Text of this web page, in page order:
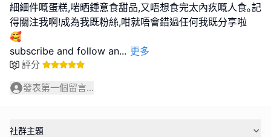
細細件嘅蛋糕,啱晒鍾意食甜品,又唔想食完太內疚嘅人食｡記
得關注我啊!成為我既粉絲,咁就唔會錯過任何我既分享啦
🥰
subscribe and follow an... 更多
評分
發表第一個留言...
社群主題